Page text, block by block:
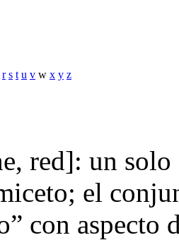
r s t u v w x y z
red]: un
el
con aspecto